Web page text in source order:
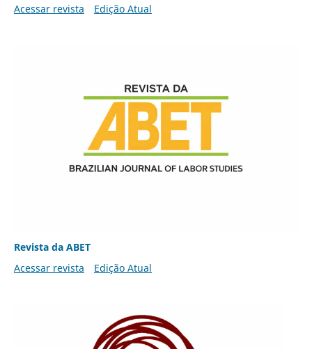
Acessar revista Edição Atual
Revista da ABET
Acessar revista
Edição Atual